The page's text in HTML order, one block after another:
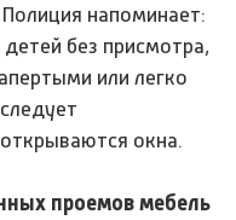
напоминает:
без присмотра,
или легко
окна.
проемов мебель